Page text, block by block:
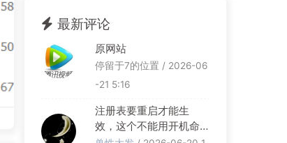
最新评论
原网站
停留于7的位置 / 2026-06
-21 5:16
注册表要重启才能生
效，这个不能用开机命